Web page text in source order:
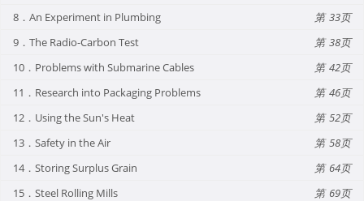
8．An Experiment in Plumbing
33
9．The Radio-Carbon Test
38
10．Problems with Submarine Cables
42
11．Research into Packaging Problems
46
12．Using the Sun's Heat
52
13．Safety in the Air
58
14．Storing Surplus Grain
64
15．Steel Rolling Mills
69